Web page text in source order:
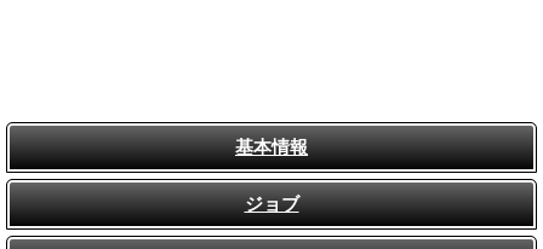
基本情報
ジョブ